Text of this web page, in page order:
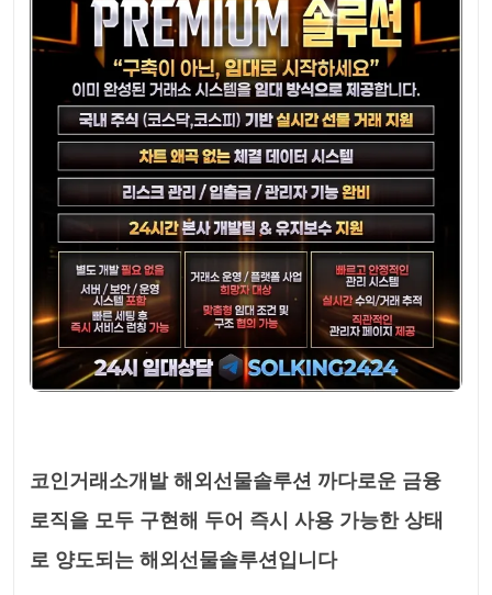
코인거래소개발 해외선물솔루션 까다로운 금융
로직을 모두 구현해 두어 즉시 사용 가능한 상태
로 양도되는 해외선물솔루션입니다